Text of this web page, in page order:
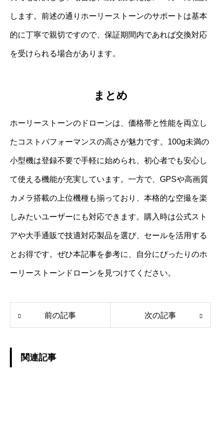
します。前述の通りホーリーストーンのサポートは基本
的に丁寧で親切ですので、保証期間内であれば交換対応
を受けられる場合があります。
まとめ
ホーリーストーンのドローンは、価格帯と性能を両立し
たコストパフォーマンスの高さが魅力です。100g未満の
小型機は登録不要で手軽に始められ、初心者でも安心し
て使える機能が充実しています。一方で、GPSや高画質
カメラ搭載の上位機種も揃っており、本格的な空撮を楽
しみたいユーザーにも対応できます。購入時は公式スト
アや大手通販で技適対応製品を選び、セールを活用する
とお得です。ぜひ本記事を参考に、自分にぴったりのホ
ーリーストーンドローンを見つけてください。
前の記事 次の記事
関連記事